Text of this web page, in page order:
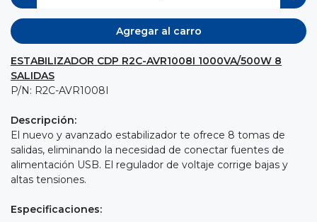
Agregar al carro
ESTABILIZADOR CDP R2C-AVR1008I 1000VA/500W 8
SALIDAS
P/N: R2C-AVR1008I
Descripción:
El nuevo y avanzado estabilizador te ofrece 8 tomas de
salidas, eliminando la necesidad de conectar fuentes de
alimentación USB. El regulador de voltaje corrige bajas y
altas tensiones.
Especificaciones: